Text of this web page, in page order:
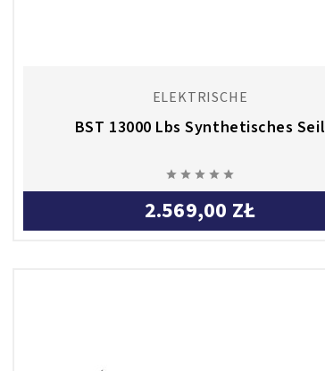
ELEKTRISCHE
BST 13000 Lbs Synthetisches Seil
    
2.569,00 ZŁ